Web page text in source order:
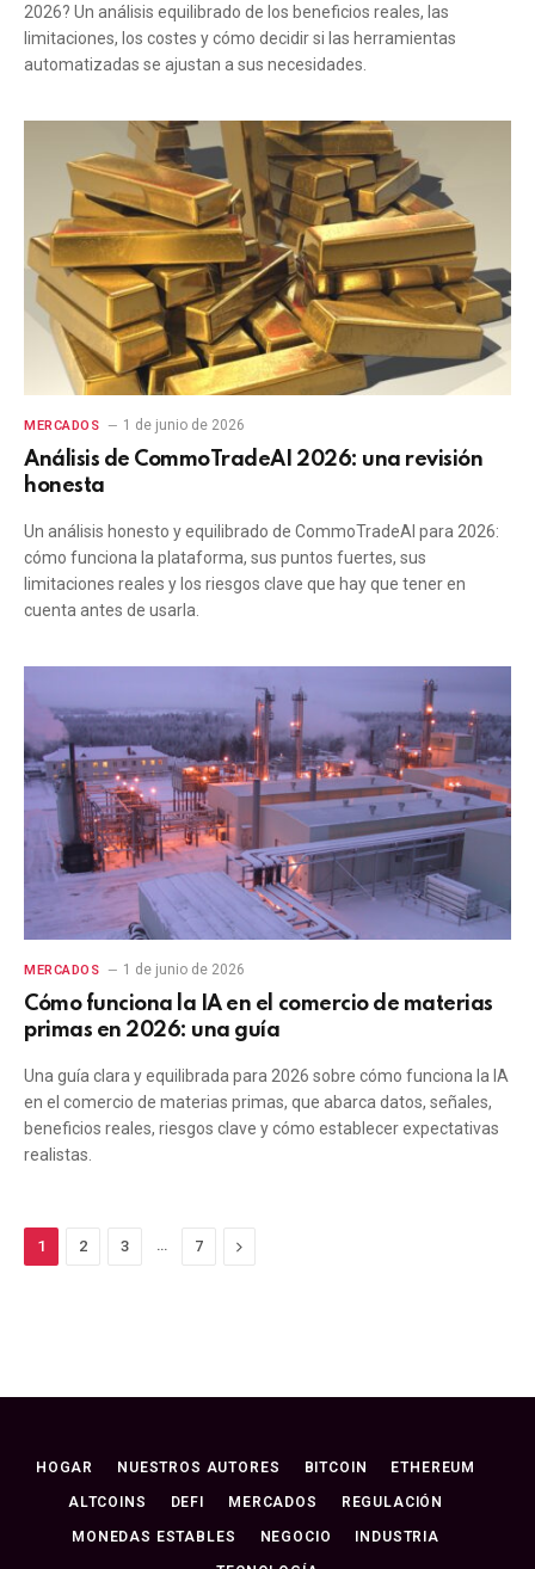
2026? Un análisis equilibrado de los beneficios reales, las
limitaciones, los costes y cómo decidir si las herramientas
automatizadas se ajustan a sus necesidades.
MERCADOS 1 de junio de 2026
Análisis de CommoTradeAI 2026: una revisión
honesta
Un análisis honesto y equilibrado de CommoTradeAI para 2026:
cómo funciona la plataforma, sus puntos fuertes, sus
limitaciones reales y los riesgos clave que hay que tener en
cuenta antes de usarla.
MERCADOS 1 de junio de 2026
Cómo funciona la IA en el comercio de materias
primas en 2026: una guía
Una guía clara y equilibrada para 2026 sobre cómo funciona la IA
en el comercio de materias primas, que abarca datos, señales,
beneficios reales, riesgos clave y cómo establecer expectativas
realistas.
1 2 3 … 7 Próximo
HOGAR NUESTROS AUTORES BITCOIN ETHEREUM
ALTCOINS DEFI MERCADOS REGULACIÓN
MONEDAS ESTABLES NEGOCIO INDUSTRIA
French
German (Switzerland)
Czech
Danish